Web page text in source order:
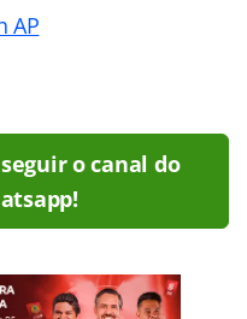
AP
o canal do